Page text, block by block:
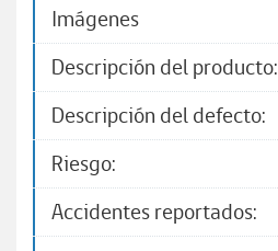
Imágenes
Descripción del producto:
Descripción del defecto:
Riesgo:
Accidentes reportados: